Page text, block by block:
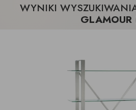
WYNIKI
GLAMOUR